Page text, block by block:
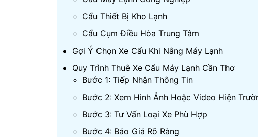
Cẩu Thiết Bị Kho Lạnh
Cẩu Cụm Điều Hòa Trung Tâm
Gợi Ý Chọn Xe Cẩu Khi Nâng Máy Lạnh
Quy Trình Thuê Xe Cẩu Máy Lạnh Cần Thơ
Bước 1: Tiếp Nhận Thông Tin
Bước 2: Xem Hình Ảnh Hoặc Video Hiện
Bước 3: Tư Vấn Loại Xe Phù Hợp
Bước 4: Báo Giá Rõ Ràng